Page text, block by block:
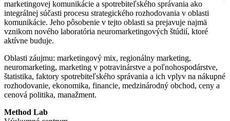
marketingovej komunikácie a spotrebiteľského správania ako
integrálnej súčasti procesu strategického rozhodovania v oblasti
komunikácie. Jeho pôsobenie v tejto oblasti sa prejavuje najmä
vznikom nového laboratória neuromarketingových štúdií, ktoré
aktívne buduje.
Oblasti záujmu: marketingový mix, regionálny marketing,
neuromarketing, marketing v potravinárstve a poľnohospodárstve,
štatistika, faktory spotrebiteľského správania a ich vplyv na nákupné
rozhodovanie, ekonomika, financie, medzinárodný obchod, ceny a
cenová politika, manažment.
Method Lab